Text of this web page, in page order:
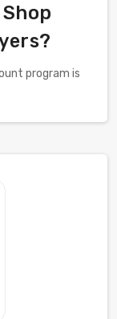
program is